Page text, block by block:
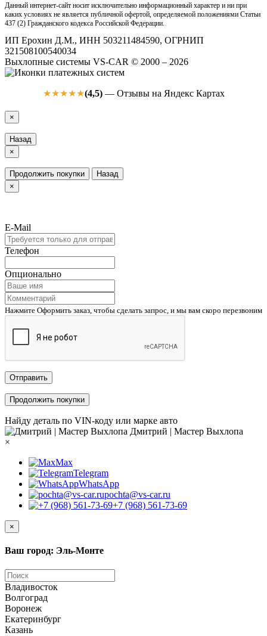
Данный интернет-сайт носит исключительно информационный характер и ни при
каких условиях не является публичной офертой, определяемой положениями Статьи
437 (2) Гражданского кодекса Российской Федерации.
ИП Ерохин Д.М., ИНН 503211484590, ОГРНИП
321508100540034
Выхлопные системы VS-CAR © 2000 – 2026
★★★★★(4,5)— Отзывы на Яндекс Картах
×
Назад
×
Продолжить покупки
Назад
×
E-Mail
Телефон
Опционально
Нажмите Оформить заказ, чтобы сделать запрос, и мы вам скоро перезвоним
Отправить
Продолжить покупки
Найду деталь по VIN-коду или марке авто
Дмитрий | Мастер Выхлопа
×
Max
Telegram
WhatsApp
pochta@vs-car.ru
+7 (968) 561-73-69
×
Ваш город: Эль-Монте
Владивосток
Волгоград
Воронеж
Екатеринбург
Казань